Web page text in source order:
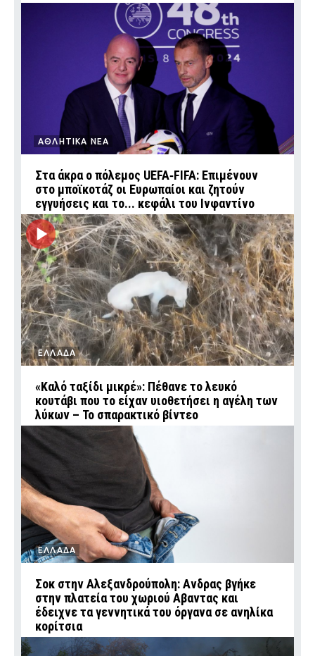
ΑΘΛΗΤΙΚΑ ΝΕΑ
Στα άκρα ο πόλεμος UEFA‑FIFA: Επιμένουν
στο μποϊκοτάζ οι Ευρωπαίοι και ζητούν
εγγυήσεις και το... κεφάλι του Ινφαντίνο
ΕΛΛΑΔΑ
«Καλό ταξίδι μικρέ»: Πέθανε το λευκό
κουτάβι που το είχαν υιοθετήσει η αγέλη των
λύκων – Το σπαρακτικό βίντεο
ΕΛΛΑΔΑ
Σοκ στην Αλεξανδρούπολη: Ανδρας βγήκε
στην πλατεία του χωριού Αβαντας και
έδειχνε τα γεννητικά του όργανα σε ανηλίκα
κορίτσια